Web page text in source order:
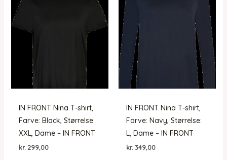
IN FRONT Nina T-shirt,
Farve: Black, Størrelse:
XXL, Dame – IN FRONT
kr.299,00
IN FRONT Nina T-shirt,
Farve: Navy, Størrelse:
L, Dame – IN FRONT
kr.349,00